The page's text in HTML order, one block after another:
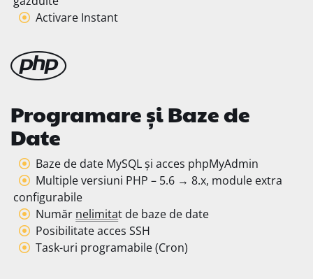
Activare Instant
Programare și Baze de
Date
Baze de date MySQL și acces phpMyAdmin
Multiple versiuni PHP – 5.6 → 8.x, module extra
configurabile
Număr nelimitat de baze de date
Posibilitate acces SSH
Task-uri programabile (Cron)